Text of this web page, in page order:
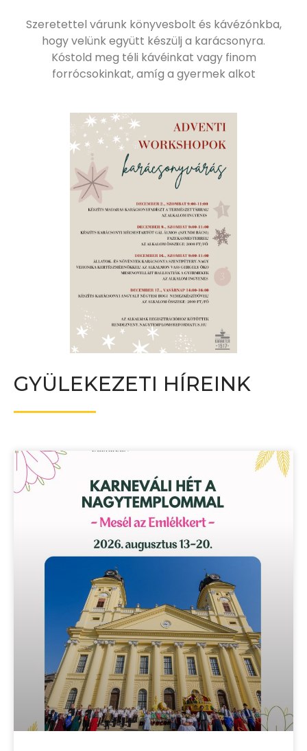
Szeretettel várunk könyvesbolt és kávézónkba,
hogy velünk együtt készülj a karácsonyra.
Kóstold meg téli kávéinkat vagy finom
forrócsokinkat, amíg a gyermek alkot
GYÜLEKEZETI HÍREINK